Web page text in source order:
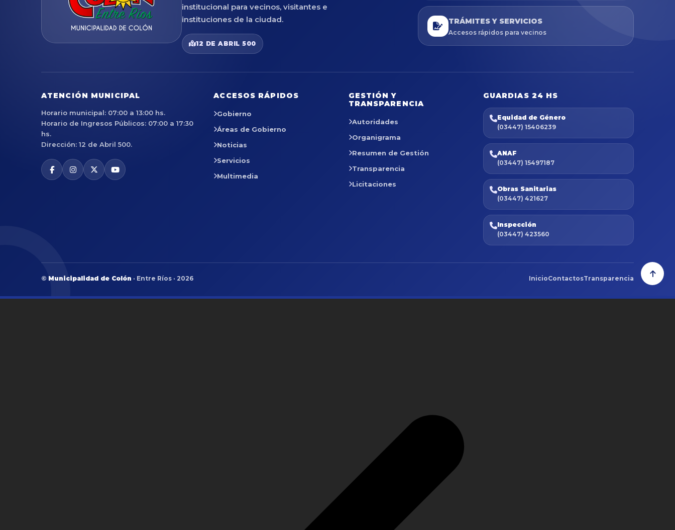
institucional para vecinos, visitantes e
instituciones de la ciudad.
12 DE ABRIL 500
TRÁMITES Y SERVICIOS
Accesos rápidos para vecinos
ATENCIÓN MUNICIPAL
Horario municipal: 07:00 a 13:00 hs.
Horario de Ingresos Públicos: 07:00 a 17:30
hs.
Dirección: 12 de Abril 500.
ACCESOS RÁPIDOS
Gobierno
Áreas de Gobierno
Noticias
Servicios
Multimedia
GESTIÓN Y
TRANSPARENCIA
Autoridades
Organigrama
Resumen de Gestión
Transparencia
Licitaciones
GUARDIAS 24 HS
Equidad de Género
(03447) 15406239
ANAF
(03447) 15497187
Obras Sanitarias
(03447) 421627
Inspección
(03447) 423560
© Municipalidad de Colón · Entre Ríos · 2026 InicioContactosTransparencia